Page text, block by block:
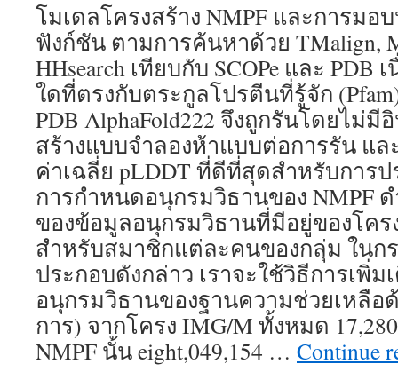
โมเดลโครงสร้าง NMPF และการมอ
ฟังก์ชัน ตามการค้นหาด้วย TMalign,
HHsearch เทียบกับ SCOPe และ PDB
ใดที่ตรงกับตระกูลโปรตีนที่รู้จัก
PDB AlphaFold222 จึงถูกรันโดยไม่
สร้างแบบจำลองห้าแบบต่อการรัน แ
ค่าเฉลี่ย pLDDT ที่ดีที่สุดสำหรับการ
การกำหนดอนุกรมวิธานของ NMPF
ของข้อมูลอนุกรมวิธานที่มีอยู่ของโคร
สำหรับสมาชิกแต่ละคนของกลุ่ม ใน
ประกอบดังกล่าว เราจะใช้วิธีการเพิ่
อนุกรมวิธานของฐานความช่วยเหลือ
การ) จากโครง IMG/M ทั้งหมด
NMPF นั้น eight,049,154 … Continue